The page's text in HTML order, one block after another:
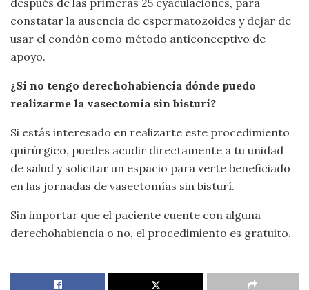
después de las primeras 25 eyaculaciones, para
constatar la ausencia de espermatozoides y dejar de
usar el condón como método anticonceptivo de
apoyo.
¿Si no tengo derechohabiencia dónde puedo
realizarme la vasectomía sin bisturí?
Si estás interesado en realizarte este procedimiento
quirúrgico, puedes acudir directamente a tu unidad
de salud y solicitar un espacio para verte beneficiado
en las jornadas de vasectomías sin bisturí.
Sin importar que el paciente cuente con alguna
derechohabiencia o no, el procedimiento es gratuito.